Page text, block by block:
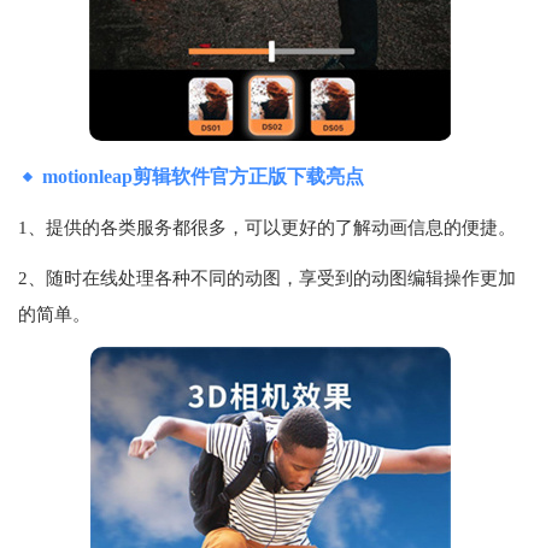
motionleap剪辑软件官方正版下载亮点
1、提供的各类服务都很多，可以更好的了解动画信息的便捷。
2、随时在线处理各种不同的动图，享受到的动图编辑操作更加
的简单。